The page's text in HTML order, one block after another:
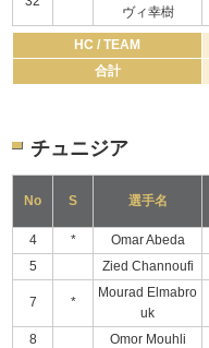
ヴィ幸樹
HC / TEAM
合計
チュニジア
No S 選手名
4
* Omar Abeda
5
Zied Channoufi
7 *
Mourad Elmabro
uk
8 Omor Mouhli